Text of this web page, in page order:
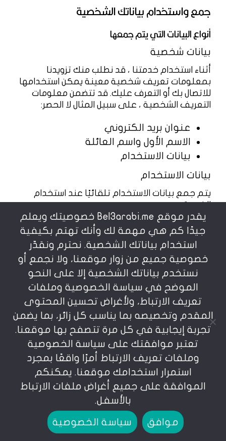
جمع واستخدام بياناتك الشخصية
أنواع البيانات التي يتم جمعها
بيانات شخصية
أثناء استخدام خدمتنا ، قد نطلب منك تزويدنا
بمعلومات تعريف شخصية معينة يمكن استخدامها
للاتصال بك أو التعرف عليك. قد تتضمن معلومات
التعريف الشخصية ، على سبيل المثال لا الحصر:
عنوان بريد الكتروني
الاسم الأول واسم العائلة
بيانات الاستخدام
بيانات الاستخدام
يتم جمع بيانات الاستخدام تلقائيًا عند استخدام
الخدمة.
قد تتضمن بيانات الاستخدام معلومات مثل عنوان
بروتوكول الإنترنت لجهازك (مثل عنوان IP) ، ونوع
المتصفح ، وإصدار المتصفح ، وصفحات الخدمة التي
تزورها ، ووقت وتاريخ زيارتك ، والوقت الذي تقضيه
في تلك الصفحات ، والجهاز الفريد المعرفات والبيانات
التشخيصية الأخرى.
عندما تصل إلى الخدمة عن طريق أو من خلال جهاز
محمول ، يجوز لنا جمع معلومات معينة تلقائيًا ، بما
في ذلك ، على سبيل المثال لا الحصر ، نوع الجهاز
المحمول الذي تستخدمه ، والمعرف الفريد لجهازك
المحمول ، وعنوان IP لجهازك المحمول ، وهاتفك
المحمول نظام التشغيل ونوع مستعرض الإنترنت
على الهاتف المحمول الذي تستخدمه ومعرفات
الجهاز الفريدة وبيانات التشخيص الأخرى.
قد نقوم أيضًا بجمع المعلومات التي يرسلها
متصفحك عندما تزور خدمتنا أو عندما تصل إلى
الخدمة عن طريق أو من خلال جهاز محمول.
يقدر موقع Bel3arabi.me خصوصيتك ويعلم
جيدًا كم هي مهمة لك وأنك تهتم بكيفية
استخدام بياناتك الشخصية. نحترم ونقدّر
خصوصية جميع من زوار موقعنا، ولا نجمع أو
نستخدم بياناتك الشخصية إلا على النحو
الموضح في سياسة الخصوصية وملفات
تعريف الارتباط، ولأغراض تحسين المحتوى
المقدم وتخصيصه بما يناسب كل زائر، بما يضمن
تجربة إيجابية في كل مرة تتصفح بها موقعنا.
تعتبر موافقتك على سياسة الخصوصية
وملفات تعريف الارتباط أمرًا واقعًا بمجرد
استمرار استخدامك موقعنا. يمكنكم
الموافقة على جميع أغراض ملفات الارتباط
بالأسفل.
موافق سياسة الخصوصية